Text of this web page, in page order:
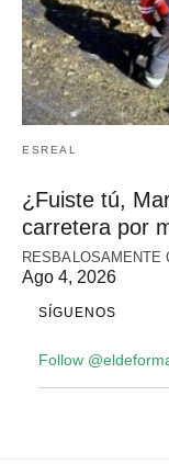
ESREAL
¿Fuiste tú,
carretera por
RESBALOSAMENTE
Ago 4, 2026
SÍGUENOS
Follow